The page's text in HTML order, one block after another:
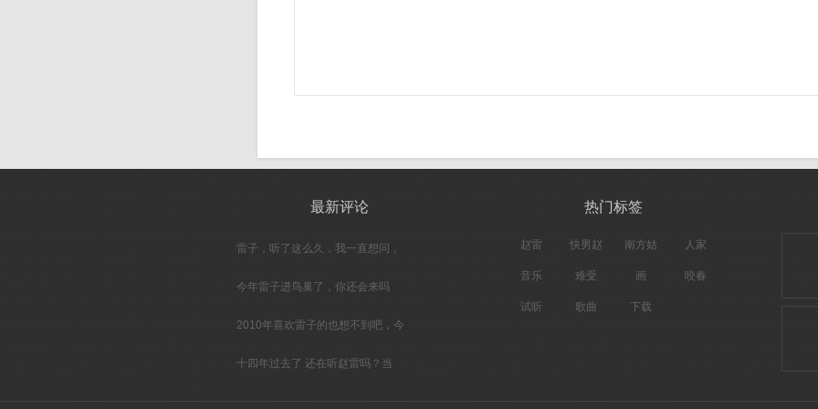
最新评论
雷子，听了这么久，我一直想问，
今年雷子进鸟巢了，你还会来吗
2010年喜欢雷子的也想不到吧，今
十四年过去了 还在听赵雷吗？当
热门标签
赵雷 快男赵
雷
南方姑
娘
人家
音乐 难受 画 咬春
试听 歌曲 下载